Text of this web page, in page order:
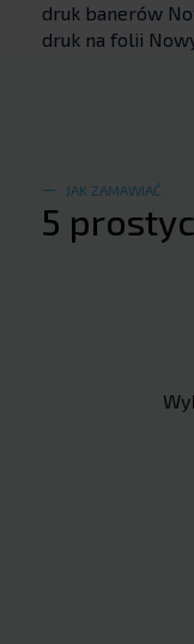
druk banerów
druk na folii
JAK ZAMAWIAĆ
5